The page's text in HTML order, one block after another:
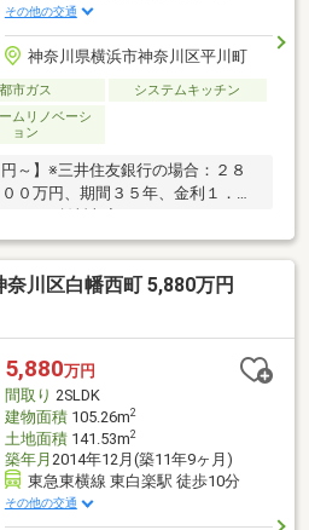
その他の交通
神奈川県横浜市神奈川区平川町
都市ガス システムキッチン
ムリノベーシ
ョン
～】※三井住友銀行の場合：２８
０万円、期間３５年、金利１．
ントの賃料収入１４２，０００円
適用金利はお客様の内容により異
川区白幡西町 5,880万円
5,880万円
間取り 2SLDK
建物面積105.26m2
土地面積141.53m2
築年月 2014年12月(築11年9ヶ月)
東急東横線 東白楽駅 徒歩10分
その他の交通